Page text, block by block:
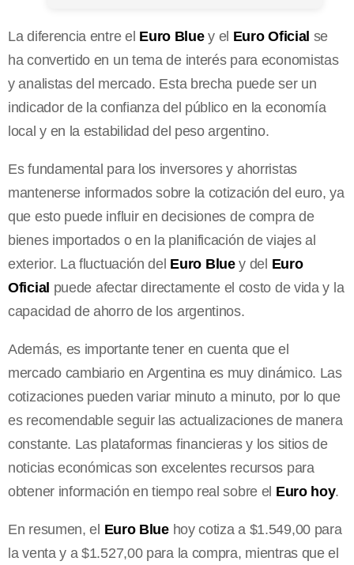
La diferencia entre el Euro Bluey el Euro Oficial se
ha convertido en un tema de interés para economistas
y analistas del mercado. Esta brecha puede ser un
indicador de la confianza del público en la economía
local y en la estabilidad del peso argentino.
Es fundamental para los inversores y ahorristas
mantenerse informados sobre la cotización del euro, ya
que esto puede influir en decisiones de compra de
bienes importados o en la planificación de viajes al
exterior. La fluctuación del Euro Bluey del Euro
Oficial puede afectar directamente el costo de vida y la
capacidad de ahorro de los argentinos.
Además, es importante tener en cuenta que el
mercado cambiario en Argentina es muy dinámico. Las
cotizaciones pueden variar minuto a minuto, por lo que
es recomendable seguir las actualizaciones de manera
constante. Las plataformas financieras y los sitios de
noticias económicas son excelentes recursos para
obtener información en tiempo real sobre el Euro hoy.
En resumen, el Euro Bluehoy cotiza a $1.549,00 para
la venta y a $1.527,00 para la compra, mientras que el